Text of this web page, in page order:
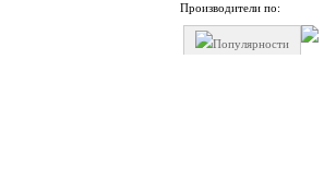
Производители по:
Популярности